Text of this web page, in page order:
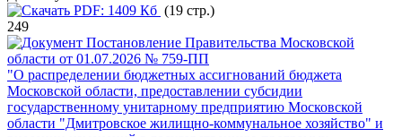
PDF: 1409 Кб (19 стр.)
249
Постановление Правительства Московской
области от 01.07.2026 № 759-ПП
"О распределении бюджетных ассигнований бюджета
Московской области, предоставлении субсидии
государственному унитарному предприятию Московской
области "Дмитровское жилищно-коммунальное хозяйство" и